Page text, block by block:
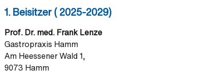
1. Beisitzer ( 2025-2029)
Prof. Dr. med. Frank Lenze
Gastropraxis Hamm
Am Heessener Wald 1,
9073 Hamm